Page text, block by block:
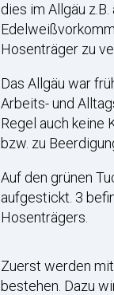
dies im Allgäu
Hosenträger zu
Das Allgäu war
Arbeits- und
Regel auch keine
bzw. zu
Auf den grünen
aufgestickt. 3
Hosenträgers.
Zuerst werden
bestehen. Dazu